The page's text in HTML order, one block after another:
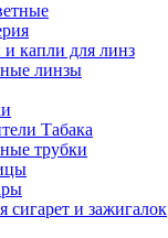
и капли для линз
линзы
Табака
трубки
сигарет и зажигалок